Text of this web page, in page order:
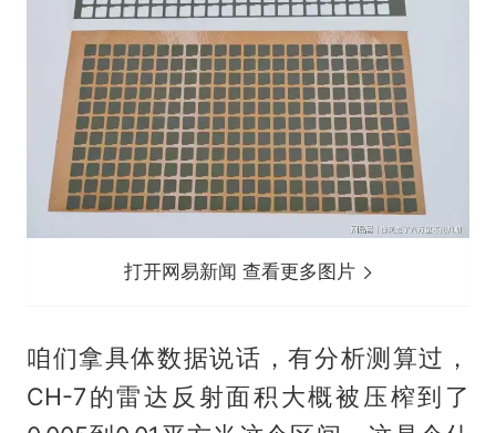
打开网易新闻 查看更多图片
咱们拿具体数据说话，有分析测算过，
CH-7的雷达反射面积大概被压榨到了